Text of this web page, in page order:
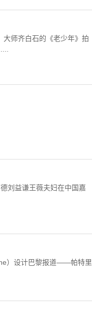
师齐白石的《老少年》拍
刘益谦王薇夫妇在中国嘉
）设计巴黎报道——帕特里